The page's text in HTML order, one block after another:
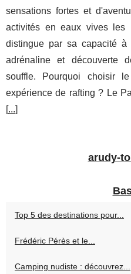
sensations fortes et
activités en eaux vives les
distingue par sa capacité à
adrénaline et découverte
souffle. Pourquoi choisir
expérience de rafting ? Le
[...]
arudy-
Top 5 des destinations pour...
Frédéric Pérès et le...
Camping nudiste : découvrez...